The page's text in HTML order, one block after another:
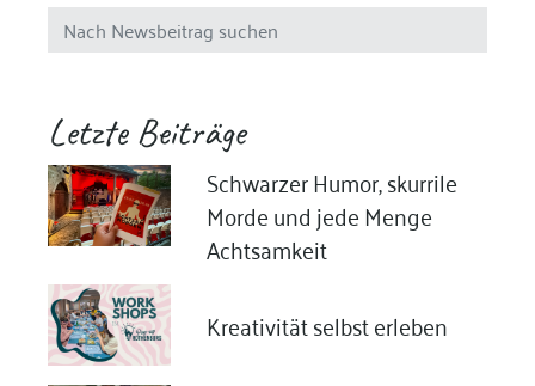
Letzte Beiträge
Schwarzer Humor, skurrile
Morde und jede Menge
Achtsamkeit
Kreativität selbst erleben